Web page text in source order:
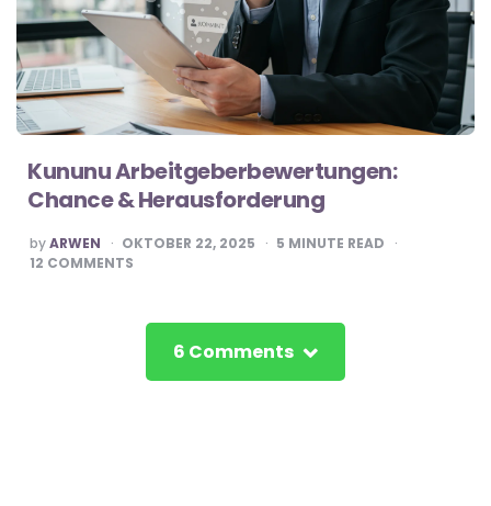
Kununu Arbeitgeberbewertungen:
Chance & Herausforderung
POSTED
BY
byARWEN OKTOBER 22, 2025 5 MINUTE READ
12 COMMENTS
6 Comments